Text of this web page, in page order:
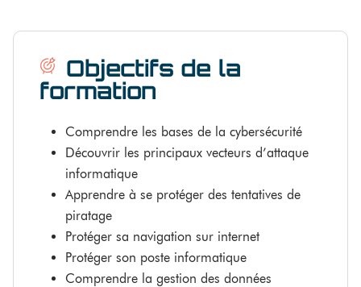
Objectifs de la
formation
Comprendre les bases de la cybersécurité
Découvrir les principaux vecteurs d’attaque
informatique
Apprendre à se protéger des tentatives de
piratage
Protéger sa navigation sur internet
Protéger son poste informatique
Comprendre la gestion des données